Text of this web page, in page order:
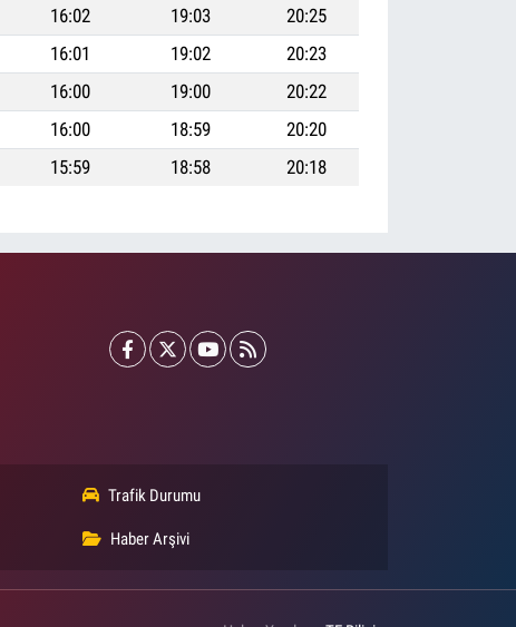
16:02 19:03
20:25
16:01 19:02
20:23
16:00 19:00
20:22
16:00 18:59
20:20
15:59 18:58 20:18
Trafik Durumu
Haber Arşivi